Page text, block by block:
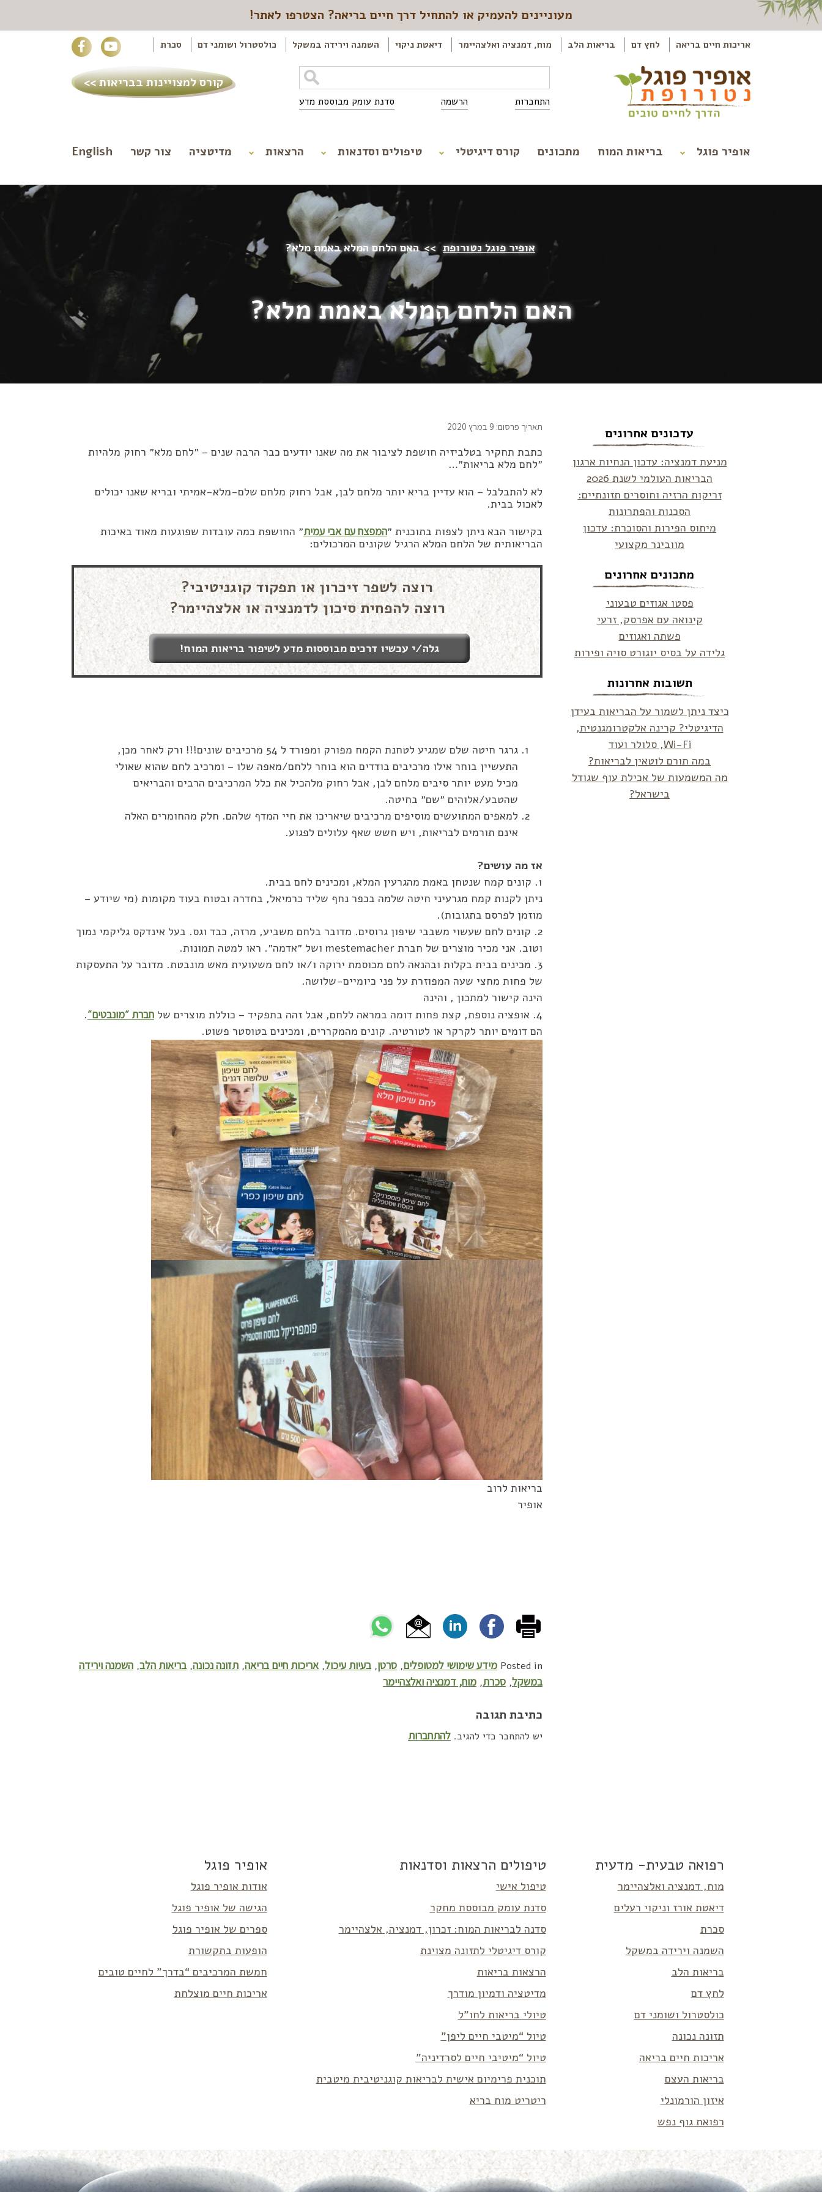
מעוניינים להעמיק או להתחיל דרך חיים בריאה? הצטרפו לאתר!
אריכות חיים בריאה לחץ דם בריאות הלב מוח, דמנציה ואלצהיימר דיאטת ניקוי השמנה וירידה במשקל כולסטרול ושומני דם סכרת
התחברות הרשמה סדנת עומק מבוססת מדע
קורס למצויינות בבריאות >>
אופיר פוגל בריאות המוח מתכונים קורס דיגיטלי טיפולים וסדנאות הרצאות מדיטציה צור קשר English
אופיר פוגל נטורופת >>האם הלחם המלא באמת מלא?
האם הלחם המלא באמת מלא?
תאריך פרסום: 9 במרץ 2020
כתבת תחקיר בטלביזיה חושפת לציבור את מה שאנו יודעים כבר הרבה שנים – ״לחם מלא״ רחוק מלהיות
״לחם מלא בריאות״…
לא להתבלבל – הוא עדיין בריא יותר מלחם לבן, אבל רחוק מלחם שלם-מלא-אמיתי ובריא שאנו יכולים
לאכול בבית.
בקישור הבא ניתן לצפות בתוכנית ״המפצח עם אבי עמית״ החושפת כמה עובדות שפוגעות מאוד באיכות
הבריאותית של הלחם המלא הרגיל שקונים המרכולים:
רוצה לשפר זיכרון או תפקוד קוגניטיבי?
רוצה להפחית סיכון לדמנציה או אלצהיימר?
גלה/י עכשיו דרכים מבוססות מדע לשיפור בריאות המוח!
גרגר חיטה שלם שמגיע לטחנת הקמח מפורק ומפורד ל 54 מרכיבים שונים!!! ורק לאחר מכן,
התעשיין בוחר אילו מרכיבים בודדים הוא בוחר ללחם/מאפה שלו – ומרכיב לחם שהוא שאולי
מכיל מעט יותר סיבים מלחם לבן, אבל רחוק מלהכיל את כלל המרכיבים הרבים והבריאים
שהטבע/אלוהים ״שם״ בחיטה.
למאפים המתועשים מוסיפים מרכיבים שיאריכו את חיי המדף שלהם. חלק מהחומרים האלה
אינם תורמים לבריאות, ויש חשש שאף עלולים לפגוע.
אז מה עושים?
1. קונים קמח שנטחן באמת מהגרעין המלא, ומכינים לחם בבית.
ניתן לקנות קמח מגרעיני חיטה שלמה בכפר נחף שליד כרמיאל, בחדרה ובטוח בעוד מקומות (מי שיודע –
מוזמן לפרסם בתגובות).
2. קונים לחם שעשוי משבבי שיפון גרוסים. מדובר בלחם משביע, מרזה, כבד וגס. בעל אינדקס גליקמי נמוך
וטוב. אני מכיר מוצרים של חברת mestemacher ושל ״אדמה״. ראו למטה תמונות.
3. מכינים בבית בקלות ובהנאה לחם מכוסמת ירוקה ו/או לחם משעועית מאש מונבטת. מדובר על התעסקות
של פחות מחצי שעה המפוזרת על פני כיומיים-שלושה.
הינה קישור למתכון , והינה
4. אופציה נוספת, קצת פחות דומה במראה ללחם, אבל זהה בתפקיד – כוללת מוצרים של
חברת ״מונבטים״.
הם דומים יותר לקרקר או לטורטיה. קונים מהמקררים, ומכינים בטוסטר פשוט.
בריאות לרוב
אופיר
Posted in מידע שימושי למטופלים, סרטן,בעיות עיכול,אריכות חיים בריאה, תזונה נכונה,בריאות הלב, השמנה וירידה
במשקל, סכרת, מוח, דמנציה ואלצהיימר
כתיבת תגובה
יש להתחבר כדי להגיב. להתחברות
עדכונים אחרונים
מניעת דמנציה: עדכון הנחיות ארגון
הבריאות העולמי לשנת 2026
זריקות הרזיה וחוסרים תזונתיים:
הסכנות והפתרונות
מיתוס הפירות והסוכרת: עדכון
מוובינר מקצועי
מתכונים אחרונים
פסטו אגוזים טבעוני
קינואה עם אפרסק, זרעי
פשתה ואגוזים
גלידה על בסיס יוגורט סויה ופירות
תשובות אחרונות
כיצד ניתן לשמור על הבריאות בעידן
הדיגיטלי? קרינה אלקטרומגנטית,
Wi-Fi, סלולר ועוד
במה תורם לוטאין לבריאות?
מה המשמעות של אכילת עוף שגודל
בישראל?
אופיר פוגל
אודות אופיר פוגל
הגישה של אופיר פוגל
ספרים של אופיר פוגל
הופעות בתקשורת
חמשת המרכיבים “בדרך” לחיים טובים
אריכות חיים מוצלחת
טיפולים הרצאות וסדנאות
טיפול אישי
סדנת עומק מבוססת מחקר
סדנה לבריאות המוח: זכרון, דמנציה, אלצהיימר
קורס דיגיטלי לתזונה מצוינת
הרצאות בריאות
מדיטציה ודמיון מודרך
טיולי בריאות לחו”ל
טיול “מיטבי חיים ליפן”
טיול “מיטיבי חיים לסרדיניה”
תוכנית פרימיום אישית לבריאות קוגניטיבית מיטבית
ריטריט מוח בריא
רפואה טבעית- מדעית
מוח, דמנציה ואלצהיימר
דיאטת אורז וניקוי רעלים
סכרת
השמנה וירידה במשקל
בריאות הלב
לחץ דם
כולסטרול ושומני דם
תזונה נכונה
אריכות חיים בריאה
בריאות העצם
איזון הורמונלי
רפואת גוף נפש